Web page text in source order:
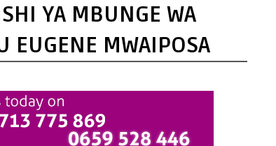
YA MBUNGE WA
EUGENE MWAIPOSA